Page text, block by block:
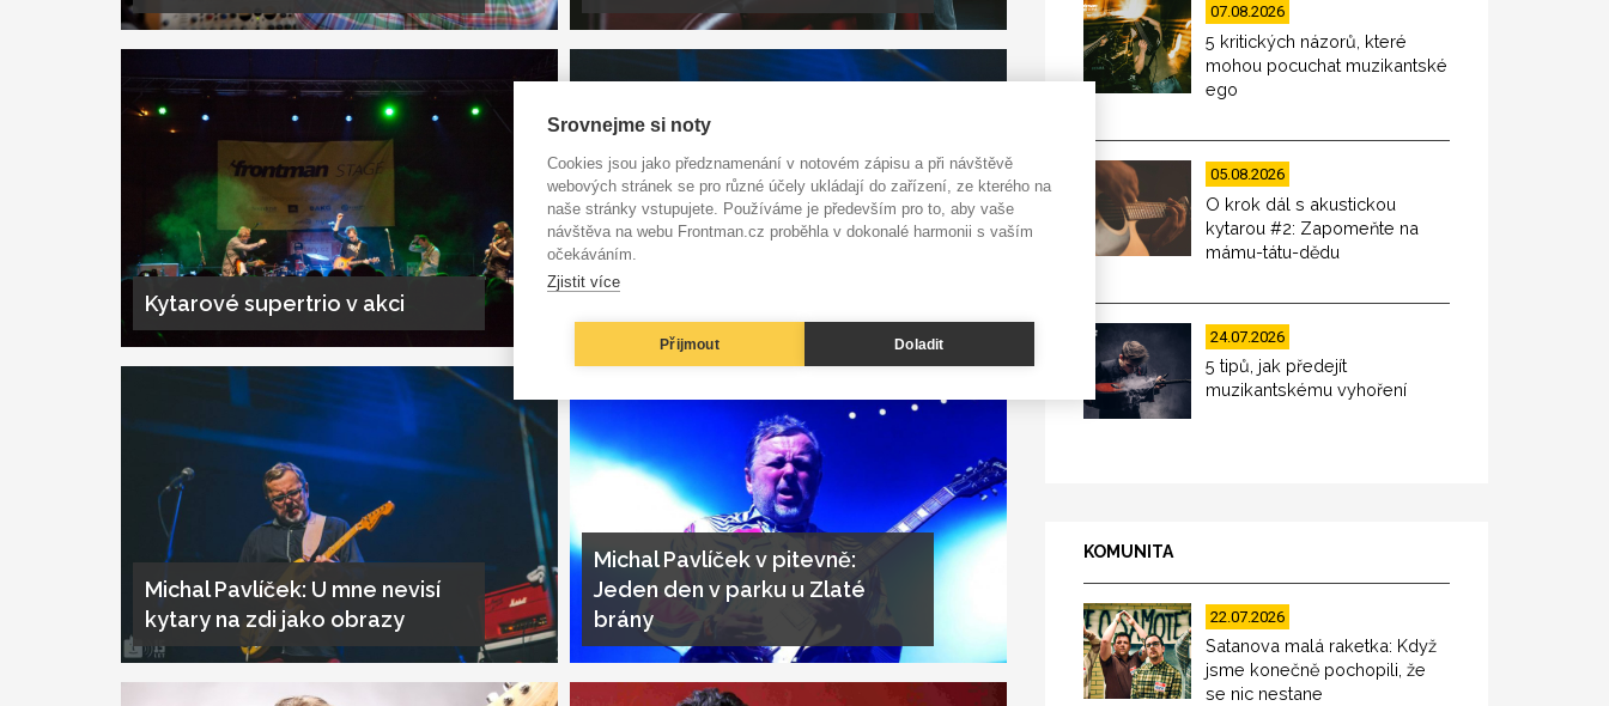
Kytarové supertrio v akci
Michal Pavlíček: Festiwall nás
vyprovokuje k invenčnímu
Michal Pavlíček: U mne nevisí
kytary na zdi jako obrazy
Michal Pavlíček v pitevně:
Jeden den v parku u Zlaté
brány
07.08.2026
5 kritických názorů, které
mohou pocuchat muzikantské
ego
05.08.2026
O krok dál s akustickou
kytarou #2: Zapomeňte na
mámu-tátu-dědu
24.07.2026
5 tipů, jak předejít
muzikantskému vyhoření
KOMUNITA
22.07.2026
Satanova malá raketka: Když
jsme konečně pochopili, že
se nic nestane
Srovnejme si noty
Cookies jsou jako předznamenání v notovém zápisu a při návštěvě
webových stránek se pro různé účely ukládají do zařízení, ze kterého na
naše stránky vstupujete. Používáme je především pro to, aby vaše
návštěva na webu Frontman.cz proběhla v dokonalé harmonii s vaším
očekáváním.
Zjistit více
Přijmout Doladit